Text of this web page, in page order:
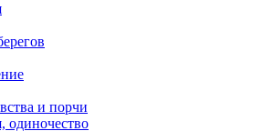
и порчи
одиночество